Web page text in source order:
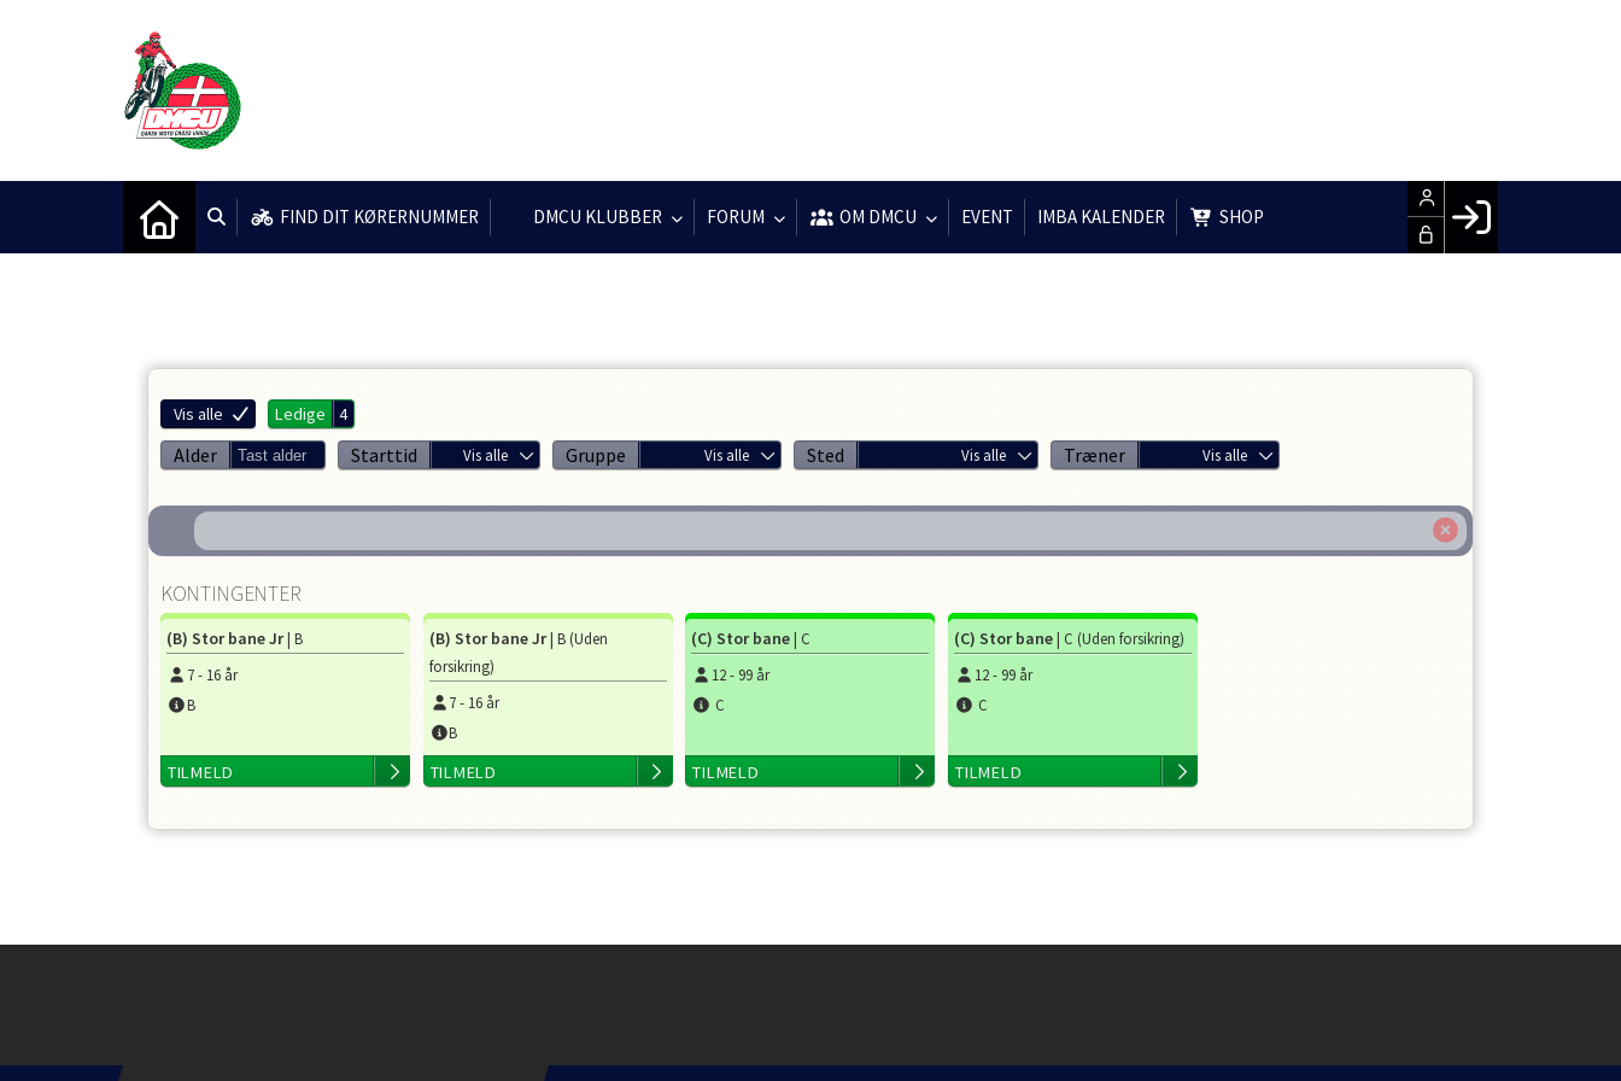
FIND DIT KØRERNUMMER DMCU KLUBBER FORUM OM DMCU EVENT IMBA KALENDER SHOP
Vis alle Ledige 4
Alder Starttid Vis alle Gruppe Vis alle Sted Vis alle Træner Vis alle
KONTINGENTER
(B) Stor bane Jr| B
7- 16år
B
TILMELD
(B) Stor bane Jr | B (Uden
forsikring)
7- 16 år
B
TILMELD
(C) Stor bane | C
12- 99 år
C
TILMELD
(C) Stor bane | C (Uden forsikring)
12- 99år
C
TILMELD